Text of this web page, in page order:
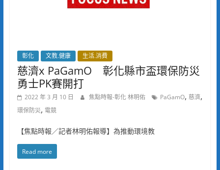
彰化 文教.健康 生活.消費
慈濟x PaGamO 彰化縣市盃環保防災
勇士PK賽開打
2022 年 3 月 10 日 焦點時報-彰化 林明佑 PaGamO, 慈濟,
環保防災, 電競
【焦點時報／記者林明佑報導】為推動環境教
Read more